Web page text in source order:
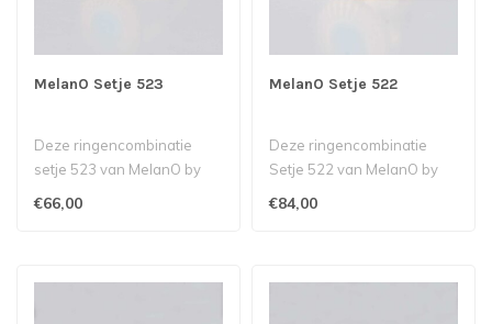
MelanO Setje 523
Deze ringencombinatie
setje 523 van MelanO by
Babazou bestaat uit een
€66,00
MelanO Setje 522
Deze ringencombinatie
Setje 522 van MelanO by
Babazou bestaat uit een
€84,00